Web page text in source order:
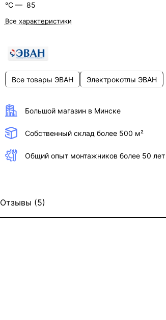
°C — 85
Все характеристики
Все товары ЭВАН Электрокотлы ЭВАН
Большой магазин в Минске
Собственный склад более 500 м²
Общий опыт монтажников более 50 лет
Отзывы (5)